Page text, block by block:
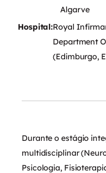
Algarve
Hospital:Royal
Department
(Edimburgo,
Durante o estágio
multidisciplinar
Psicologia,